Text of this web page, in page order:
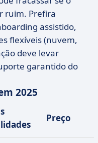
ruim. Prefira
assistido,
flexíveis (nuvem,
deve levar
garantido do
2025
Preço